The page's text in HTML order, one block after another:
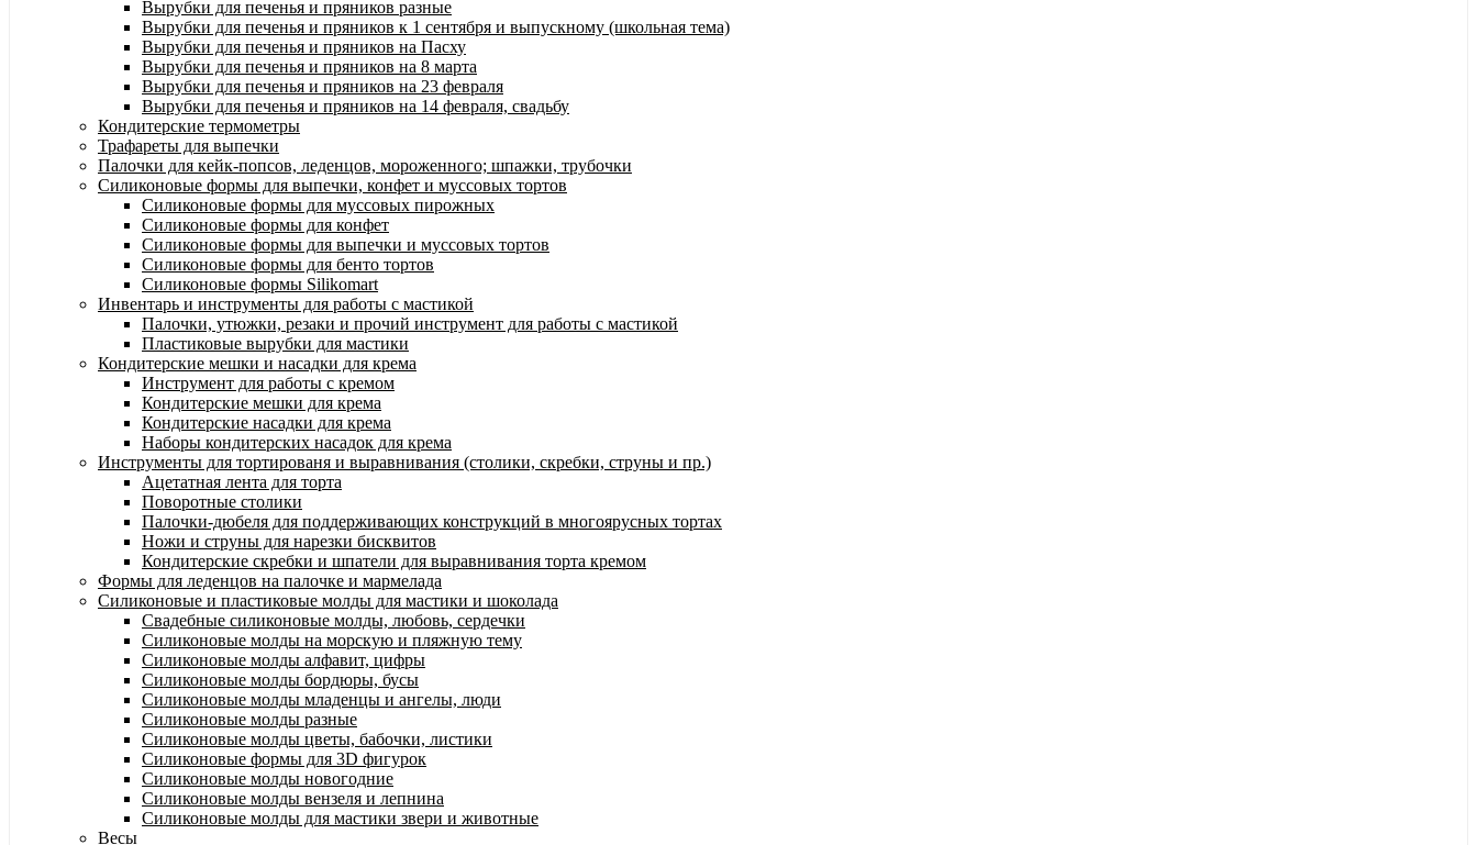
Вырубки для печенья и пряников разные
Вырубки для печенья и пряников к 1 сентября и выпускному (школьная тема)
Вырубки для печенья и пряников на Пасху
Вырубки для печенья и пряников на 8 марта
Вырубки для печенья и пряников на 23 февраля
Вырубки для печенья и пряников на 14 февраля, свадьбу
Кондитерские термометры
Трафареты для выпечки
Палочки для кейк-попсов, леденцов, мороженного; шпажки, трубочки
Силиконовые формы для выпечки, конфет и муссовых тортов
Силиконовые формы для муссовых пирожных
Силиконовые формы для конфет
Силиконовые формы для выпечки и муссовых тортов
Силиконовые формы для бенто тортов
Силиконовые формы Silikomart
Инвентарь и инструменты для работы с мастикой
Палочки, утюжки, резаки и прочий инструмент для работы с мастикой
Пластиковые вырубки для мастики
Кондитерские мешки и насадки для крема
Инструмент для работы с кремом
Кондитерские мешки для крема
Кондитерские насадки для крема
Наборы кондитерских насадок для крема
Инструменты для тортированя и выравнивания (столики, скребки, струны и пр.)
Ацетатная лента для торта
Поворотные столики
Палочки-дюбеля для поддерживающих конструкций в многоярусных тортах
Ножи и струны для нарезки бисквитов
Кондитерские скребки и шпатели для выравнивания торта кремом
Формы для леденцов на палочке и мармелада
Силиконовые и пластиковые молды для мастики и шоколада
Свадебные силиконовые молды, любовь, сердечки
Силиконовые молды на морскую и пляжную тему
Силиконовые молды алфавит, цифры
Силиконовые молды бордюры, бусы
Силиконовые молды младенцы и ангелы, люди
Силиконовые молды разные
Силиконовые молды цветы, бабочки, листики
Силиконовые формы для 3D фигурок
Силиконовые молды новогодние
Силиконовые молды вензеля и лепнина
Силиконовые молды для мастики звери и животные
Весы